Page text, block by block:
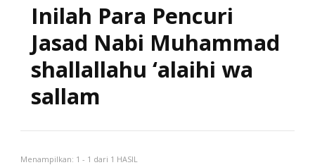
Inilah Para Pencuri
Jasad Nabi Muhammad
shallallahu ‘alaihi wa
sallam
Menampilkan: 1 - 1 dari 1 HASIL